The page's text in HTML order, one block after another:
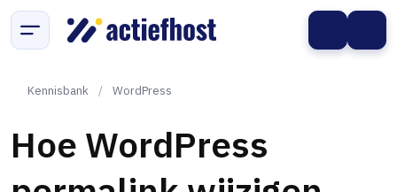
Kennisbank / WordPress
Hoe WordPress